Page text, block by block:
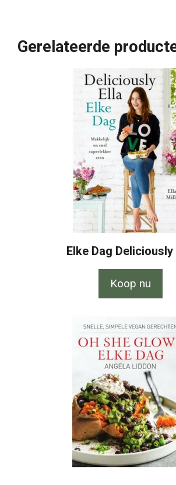
Gerelateerde
Elke Dag Deliciously
Koop nu